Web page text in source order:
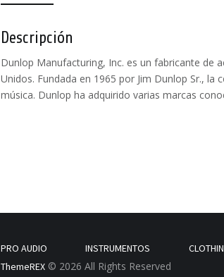
Descripción
Dunlop Manufacturing, Inc. es un fabricante de
Unidos. Fundada en 1965 por Jim Dunlop Sr.,
música. Dunlop ha adquirido varias marcas
PRO AUDIO INSTRUMENTOS
ThemeREX © 2026 All Rights Reserved